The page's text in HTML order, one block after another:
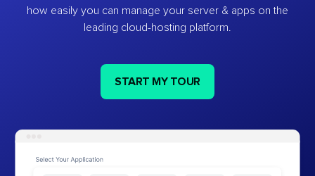
how easily you can manage your server & apps on the
leading cloud-hosting platform.
START MY TOUR